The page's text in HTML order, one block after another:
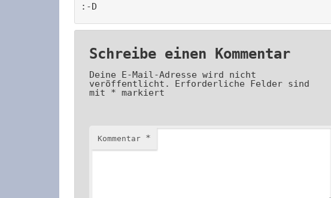
:-D
Schreibe einen Kommentar
Deine E-Mail-Adresse wird nicht
veröffentlicht.
Erforderliche Felder sind
mit * markiert
Kommentar *